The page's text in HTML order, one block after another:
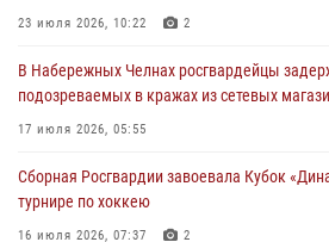
В Нижнекамске сотрудники Росгвардии
23 июля 2026, 06:47
В Казани Росгвардия приняла участие в
22 июля 2026, 07:41
23 июля 2026, 10:22 2
В Набережных Челнах росгвардейцы
подозреваемых в кражах из сетевых
17 июля 2026, 05:55
Сборная Росгвардии завоевала Кубок
турнире по хоккею
16 июля 2026, 07:37 2